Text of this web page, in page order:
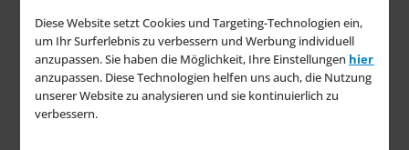
Diese Website setzt Cookies und Targeting-Technologien ein,
um Ihr Surferlebnis zu verbessern und Werbung individuell
anzupassen. Sie haben die Möglichkeit, Ihre Einstellungen hier
anzupassen. Diese Technologien helfen uns auch, die Nutzung
unserer Website zu analysieren und sie kontinuierlich zu
verbessern.
nun in eine Begegnungsstätte
umgewandelt, in der Stadtentwicklung
gelebt und vermittelt wird. Jeder hat die
Möglichkeit, sich zu engagieren, Ideen